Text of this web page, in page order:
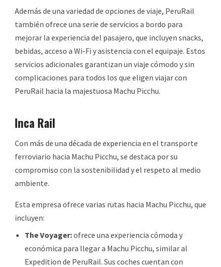
Además de una variedad de opciones de viaje, PeruRail
también ofrece una serie de servicios a bordo para
mejorar la experiencia del pasajero, que incluyen snacks,
bebidas, acceso a Wi-Fi y asistencia con el equipaje. Estos
servicios adicionales garantizan un viaje cómodo y sin
complicaciones para todos los que eligen viajar con
PeruRail hacia la majestuosa Machu Picchu.
Inca Rail
Con más de una década de experiencia en el transporte
ferroviario hacia Machu Picchu, se destaca por su
compromiso con la sostenibilidad y el respeto al medio
ambiente.
Esta empresa ofrece varias rutas hacia Machu Picchu, que
incluyen:
The Voyager:ofrece una experiencia cómoda y
económica para llegar a Machu Picchu, similar al
Expedition de PeruRail. Sus coches cuentan con